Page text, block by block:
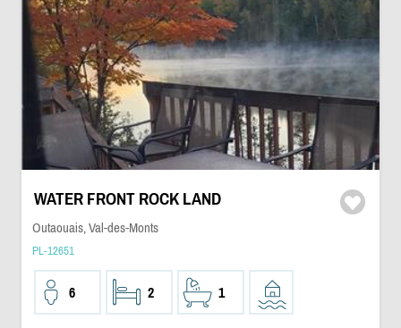
WATER FRONT ROCK LAND
Outaouais, Val-des-Monts
PL-12651
6 2 1